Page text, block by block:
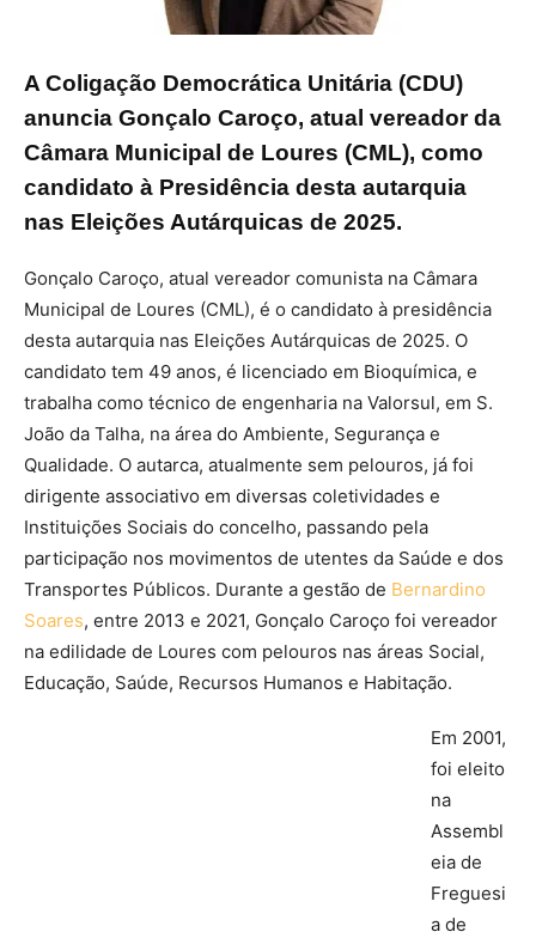
A Coligação Democrática Unitária (CDU)
anuncia Gonçalo Caroço, atual vereador da
Câmara Municipal de Loures (CML), como
candidato à Presidência desta autarquia
nas Eleições Autárquicas de 2025.
Gonçalo Caroço, atual vereador comunista na Câmara
Municipal de Loures (CML), é o candidato à presidência
desta autarquia nas Eleições Autárquicas de 2025. O
candidato tem 49 anos, é licenciado em Bioquímica, e
trabalha como técnico de engenharia na Valorsul, em S.
João da Talha, na área do Ambiente, Segurança e
Qualidade. O autarca, atualmente sem pelouros, já foi
dirigente associativo em diversas coletividades e
Instituições Sociais do concelho, passando pela
participação nos movimentos de utentes da Saúde e dos
Transportes Públicos. Durante a gestão de Bernardino
Soares, entre 2013 e 2021, Gonçalo Caroço foi vereador
na edilidade de Loures com pelouros nas áreas Social,
Educação, Saúde, Recursos Humanos e Habitação.
Em 2001,
foi eleito
na
Assembl
eia de
Freguesi
a de